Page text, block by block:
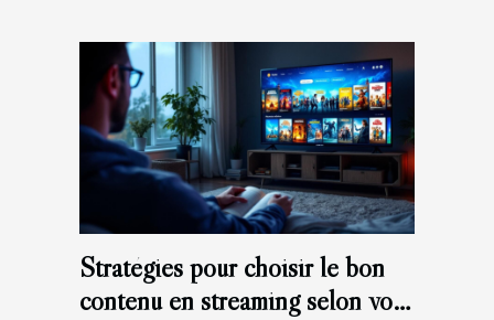
Stratégies pour choisir le bon
contenu en streaming selon vos